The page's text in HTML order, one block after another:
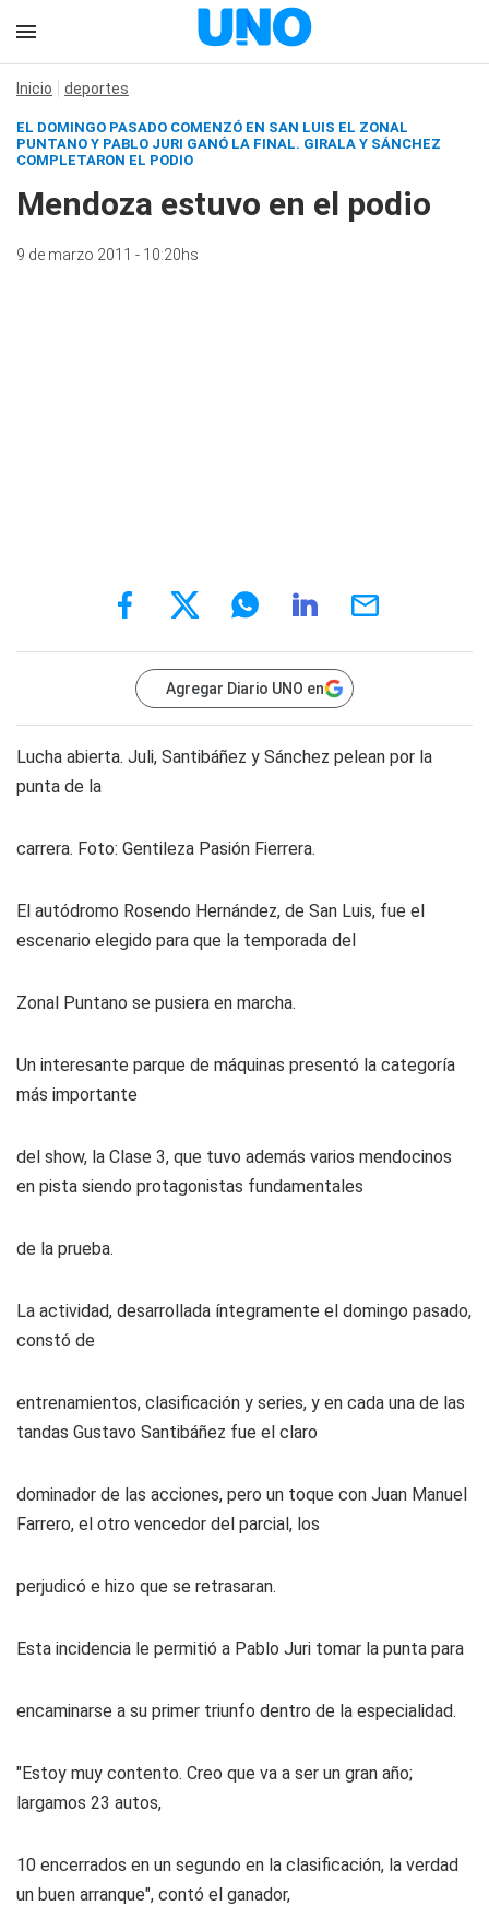
Inicio deportes
EL DOMINGO PASADO COMENZÓ EN SAN LUIS EL ZONAL
PUNTANO Y PABLO JURI GANÓ LA FINAL. GIRALA Y SÁNCHEZ
COMPLETARON EL PODIO
Mendoza estuvo en el podio
9 de marzo 2011 - 10:20hs
Agregar Diario UNO en
Lucha abierta. Juli, Santibáñez y Sánchez pelean por la
punta de la
carrera. Foto: Gentileza Pasión Fierrera.
El autódromo Rosendo Hernández, de San Luis, fue el
escenario elegido para que la temporada del
Zonal Puntano se pusiera en marcha.
Un interesante parque de máquinas presentó la categoría
más importante
del show, la Clase 3, que tuvo además varios mendocinos
en pista siendo protagonistas fundamentales
de la prueba.
La actividad, desarrollada íntegramente el domingo pasado,
constó de
entrenamientos, clasificación y series, y en cada una de las
tandas Gustavo Santibáñez fue el claro
dominador de las acciones, pero un toque con Juan Manuel
Farrero, el otro vencedor del parcial, los
perjudicó e hizo que se retrasaran.
Esta incidencia le permitió a Pablo Juri tomar la punta para
encaminarse a su primer triunfo dentro de la especialidad.
"Estoy muy contento. Creo que va a ser un gran año;
largamos 23 autos,
10 encerrados en un segundo en la clasificación, la verdad
un buen arranque", contó el ganador,